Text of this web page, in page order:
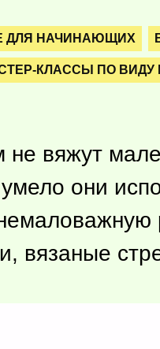
ДЛЯ НАЧИНАЮЩИХ
КЛАССЫ ПО ВИДУ
не вяжут
они
вязаные